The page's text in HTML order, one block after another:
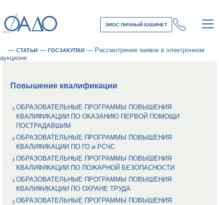
ЭИОС ЛИЧНЫЙ КАБИНЕТ
— СТАТЬИ — ГОСЗАКУПКИ — Рассмотрение заявок в электронном
аукционе
Повышение квалификации
ОБРАЗОВАТЕЛЬНЫЕ ПРОГРАММЫ ПОВЫШЕНИЯ
КВАЛИФИКАЦИИ ПО ОКАЗАНИЮ ПЕРВОЙ ПОМОЩИ
ПОСТРАДАВШИМ
ОБРАЗОВАТЕЛЬНЫЕ ПРОГРАММЫ ПОВЫШЕНИЯ
КВАЛИФИКАЦИИ ПО ГО и РСЧС
ОБРАЗОВАТЕЛЬНЫЕ ПРОГРАММЫ ПОВЫШЕНИЯ
КВАЛИФИКАЦИИ ПО ПОЖАРНОЙ БЕЗОПАСНОСТИ
ОБРАЗОВАТЕЛЬНЫЕ ПРОГРАММЫ ПОВЫШЕНИЯ
КВАЛИФИКАЦИИ ПО ОХРАНЕ ТРУДА
ОБРАЗОВАТЕЛЬНЫЕ ПРОГРАММЫ ПОВЫШЕНИЯ